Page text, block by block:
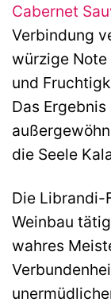
Cabernet
Verbindung
würzige
und
Das
die Seele
Die Librandi-
Weinbau
wahres